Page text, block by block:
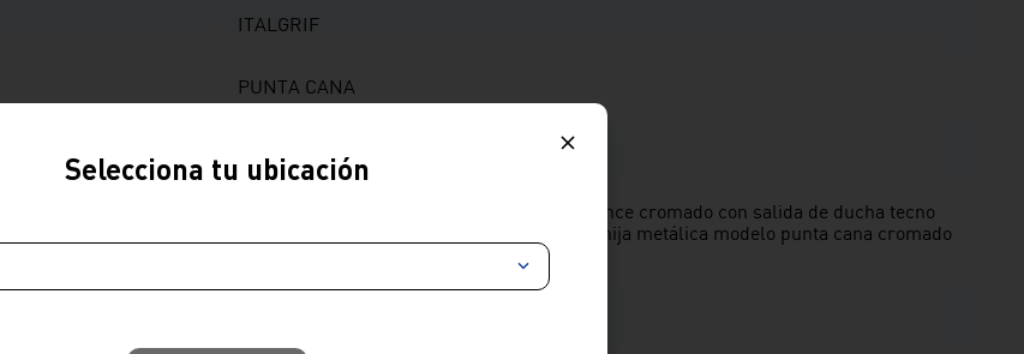
ITALGRIF
PUNTA CANA
Mezcladora de ducha monocomando en bronce cromado con salida de ducha tecno
de material abs con acabado cromado y manija metálica modelo punta cana cromado
y manija metálica modelo punta cana
Selecciona tu ubicación